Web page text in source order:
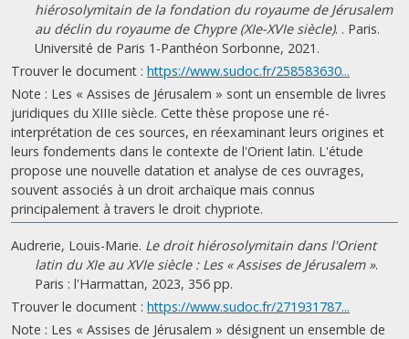
hiérosolymitain de la fondation du royaume de Jérusalem
au déclin du royaume de Chypre (XIe-XVIe siècle). . Paris.
Université de Paris 1-Panthéon Sorbonne, 2021.
Trouver le document : https://www.sudoc.fr/258583630...
Note : Les « Assises de Jérusalem » sont un ensemble de livres
juridiques du XIIIe siècle. Cette thèse propose une ré-
interprétation de ces sources, en réexaminant leurs origines et
leurs fondements dans le contexte de l'Orient latin. L'étude
propose une nouvelle datation et analyse de ces ouvrages,
souvent associés à un droit archaïque mais connus
principalement à travers le droit chypriote.
Audrerie, Louis-Marie. Le droit hiérosolymitain dans l'Orient
latin du XIe au XVIe siècle : Les « Assises de Jérusalem ».
Paris : l'Harmattan, 2023, 356 pp.
Trouver le document : https://www.sudoc.fr/271931787...
Note : Les « Assises de Jérusalem » désignent un ensemble de